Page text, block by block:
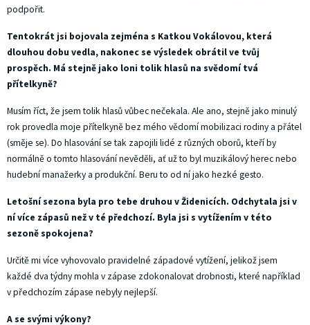
podpořit.
Tentokrát jsi bojovala zejména s Katkou Vokálovou, která
dlouhou dobu vedla, nakonec se výsledek obrátil ve tvůj
prospěch. Má stejně jako loni tolik hlasů na svědomí tvá
přítelkyně?
Musím říct, že jsem tolik hlasů vůbec nečekala. Ale ano, stejně jako minulý
rok provedla moje přítelkyně bez mého vědomí mobilizaci rodiny a přátel
(směje se). Do hlasování se tak zapojili lidé z různých oborů, kteří by
normálně o tomto hlasování nevěděli, ať už to byl muzikálový herec nebo
hudební manažerky a produkční. Beru to od ní jako hezké gesto.
Letošní sezona byla pro tebe druhou v Židenicích. Odchytala jsi v
ní více zápasů než v té předchozí. Byla jsi s vytížením v této
sezoně spokojena?
Určitě mi více vyhovovalo pravidelné západové vytížení, jelikož jsem
každé dva týdny mohla v zápase zdokonalovat drobnosti, které například
v předchozím zápase nebyly nejlepší.
A se svými výkony?